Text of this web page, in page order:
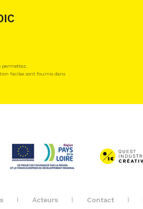
permettez.
faciles sont fournis dans
Acteurs Contact